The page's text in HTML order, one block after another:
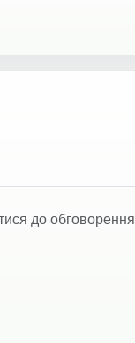
до обговорення